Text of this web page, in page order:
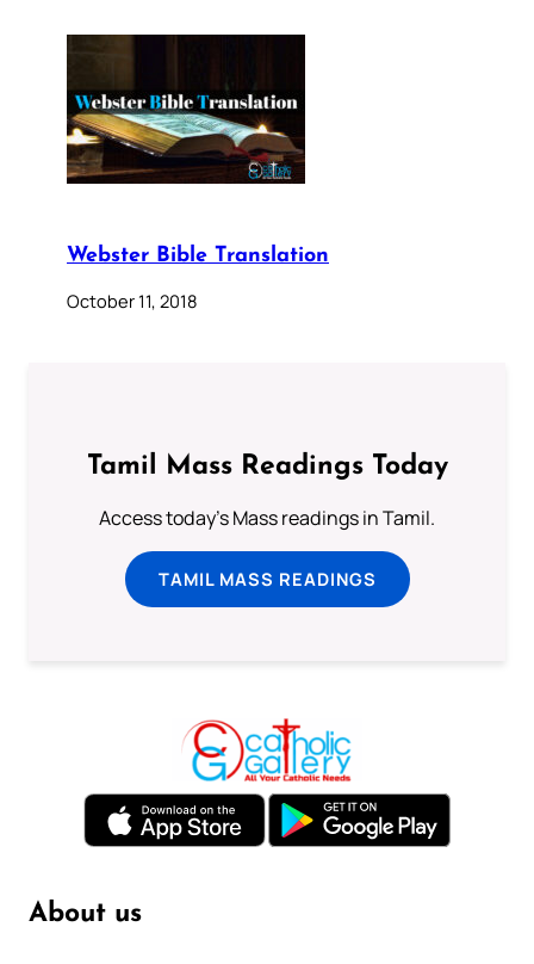
Webster Bible Translation
October 11, 2018
Tamil Mass Readings Today
Access today's Mass readings in Tamil.
TAMIL MASS READINGS
About us